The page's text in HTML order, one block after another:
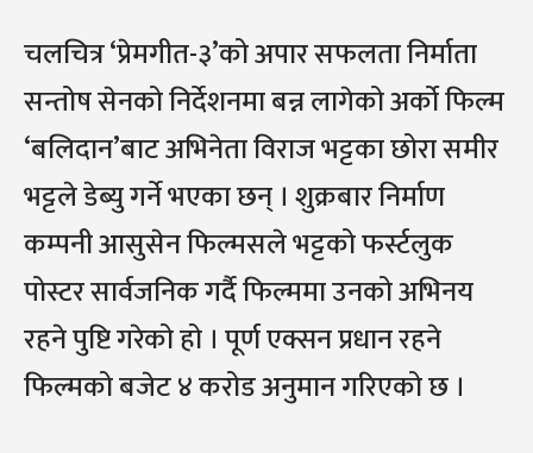
चलचित्र ‘प्रेमगीत-३’को अपार सफलता निर्माता
सन्तोष सेनको निर्देशनमा बन्न लागेको अर्को फिल्म
‘बलिदान’बाट अभिनेता विराज भट्टका छोरा समीर
भट्टले डेब्यु गर्ने भएका छन् । शुक्रबार निर्माण
कम्पनी आसुसेन फिल्मसले भट्टको फर्स्टलुक
पोस्टर सार्वजनिक गर्दै फिल्ममा उनको अभिनय
रहने पुष्टि गरेको हो । पूर्ण एक्सन प्रधान रहने
फिल्मको बजेट ४ करोड अनुमान गरिएको छ ।